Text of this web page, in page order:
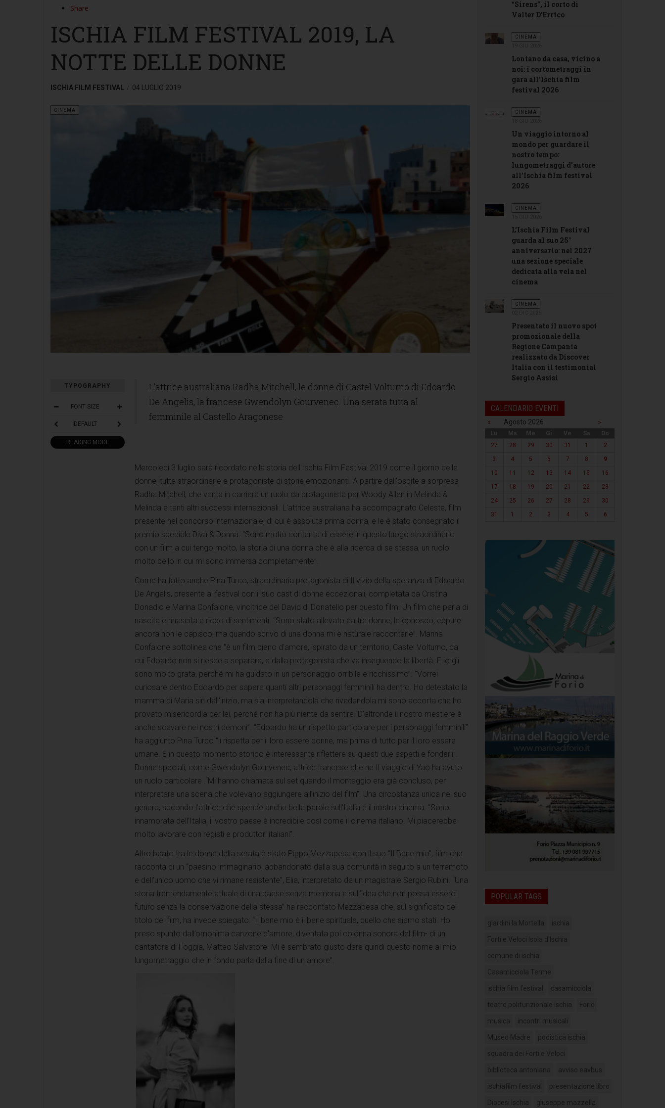
Share
ISCHIA FILM FESTIVAL 2019, LA
NOTTE DELLE DONNE
ISCHIA FILM FESTIVAL 04 LUGLIO 2019
CINEMA
TYPOGRAPHY
FONT SIZE
DEFAULT
READING MODE
L'attrice australiana Radha Mitchell, le donne di Castel Volturno di Edoardo
De Angelis, la francese Gwendolyn Gourvenec. Una serata tutta al
femminile al Castello Aragonese
Mercoledì 3 luglio sarà ricordato nella storia dell'Ischia Film Festival 2019 come il giorno delle
donne, tutte straordinarie e protagoniste di storie emozionanti. A partire dall'ospite a sorpresa
Radha Mitchell, che vanta in carriera un ruolo da protagonista per Woody Allen in Melinda &
Melinda e tanti altri successi internazionali. L'attrice australiana ha accompagnato Celeste, film
presente nel concorso internazionale, di cui è assoluta prima donna, e le è stato consegnato il
premio speciale Diva & Donna. “Sono molto contenta di essere in questo luogo straordinario
con un film a cui tengo molto, la storia di una donna che è alla ricerca di se stessa, un ruolo
molto bello in cui mi sono immersa completamente”.
Come ha fatto anche Pina Turco, straordinaria protagonista di Il vizio della speranza di Edoardo
De Angelis, presente al festival con il suo cast di donne eccezionali, completata da Cristina
Donadio e Marina Confalone, vincitrice del David di Donatello per questo film. Un film che parla di
nascita e rinascita e ricco di sentimenti. “Sono stato allevato da tre donne, le conosco, eppure
ancora non le capisco, ma quando scrivo di una donna mi è naturale raccontarle”. Marina
Confalone sottolinea che “è un film pieno d'amore, ispirato da un territorio, Castel Volturno, da
cui Edoardo non si riesce a separare, e dalla protagonista che va inseguendo la libertà. E io gli
sono molto grata, perché mi ha guidato in un personaggio orribile e ricchissimo”. “Vorrei
curiosare dentro Edoardo per sapere quanti altri personaggi femminili ha dentro. Ho detestato la
mamma di Maria sin dall'inizio, ma sia interpretandola che rivedendola mi sono accorta che ho
provato misericordia per lei, perché non ha più niente da sentire. D'altronde il nostro mestiere è
anche scavare nei nostri demoni”. “Edoardo ha un rispetto particolare per i personaggi femminili”
ha aggiunto Pina Turco “li rispetta per il loro essere donne, ma prima di tutto per il loro essere
umane. E in questo momento storico è interessante riflettere su questi due aspetti e fonderli”.
Donne speciali, come Gwendolyn Gourvenec, attrice francese che ne Il viaggio di Yao ha avuto
un ruolo particolare .“Mi hanno chiamata sul set quando il montaggio era già concluso, per
interpretare una scena che volevano aggiungere all’inizio del film”. Una circostanza unica nel suo
genere, secondo l’attrice che spende anche belle parole sull'Italia e il nostro cinema. “Sono
innamorata dell’Italia, il vostro paese è incredibile così come il cinema italiano. Mi piacerebbe
molto lavorare con registi e produttori italiani”.
Altro beato tra le donne della serata è stato Pippo Mezzapesa con il suo “Il Bene mio”, film che
racconta di un “paesino immaginario, abbandonato dalla sua comunità in seguito a un terremoto
e dell’unico uomo che vi rimane resistente”, Elia, interpretato da un magistrale Sergio Rubini. “Una
storia tremendamente attuale di una paese senza memoria e sull’idea che non possa esserci
futuro senza la conservazione della stessa” ha raccontato Mezzapesa che, sul significato del
titolo del film, ha invece spiegato: “Il bene mio è il bene spirituale, quello che siamo stati. Ho
preso spunto dall’omonima canzone d’amore, diventata poi colonna sonora del film- di un
cantatore di Foggia, Matteo Salvatore. Mi è sembrato giusto dare quindi questo nome al mio
lungometraggio che in fondo parla della fine di un amore”.
“Sirens”, il corto di
Valter D’Errico
CINEMA
Lontano da casa, vicino a
noi: i cortometraggi in
gara all’Ischia film
festival 2026
CINEMA
Un viaggio intorno al
mondo per guardare il
nostro tempo:
lungometraggi d’autore
all’Ischia film festival
2026
CINEMA
L’Ischia Film Festival
guarda al suo 25°
anniversario: nel 2027
una sezione speciale
dedicata alla vela nel
cinema
CINEMA
Presentato il nuovo spot
promozionale della
Regione Campania
realizzato da Discover
Italia con il testimonial
Sergio Assisi
CALENDARIO EVENTI
« Agosto 2026 »
Lu Ma Me Gi Ve Sa
Do
27
28 29 30 31 1
2
3
4 5 6 7 8
9
10
11 12 13 14 15
16
17
18 19 20 21 22
23
24
25 26 27 28 29
30
31
1 2 3 4 5 6
POPULAR TAGS
giardini la Mortella ischia
Forti e Veloci Isola d'Ischia
comune di ischia
Casamicciola Terme
ischia film festival casamicciola
teatro polifunzionale ischia Forio
musica incontri musicali
Museo Madre podistica ischia
squadra dei Forti e Veloci
biblioteca antoniana avviso eavbus
ischiafilm festival presentazione libro
Diocesi Ischia giuseppe mazzella